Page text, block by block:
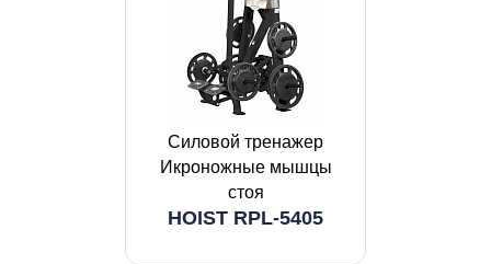
Силовой тренажер
Икроножные мышцы
стоя
HOIST RPL-5405